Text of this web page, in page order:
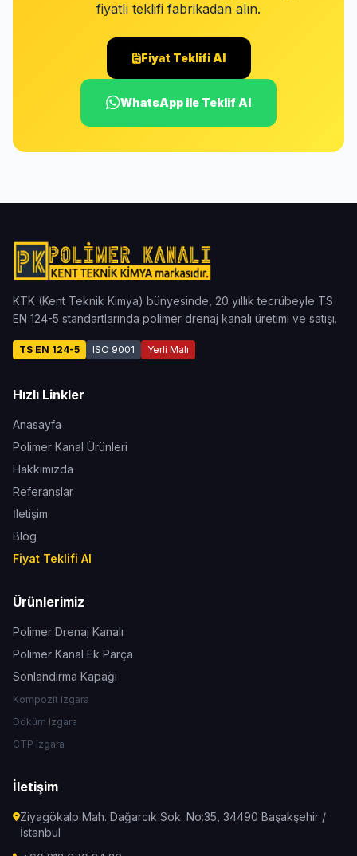
fiyatlı teklifi fabrikadan alın.
Fiyat Teklifi Al
WhatsApp ile Teklif Al
KTK (Kent Teknik Kimya) bünyesinde, 20 yıllık tecrübeyle TS
EN 124-5 standartlarında polimer drenaj kanalı üretimi ve satışı.
TS EN 124-5 ISO 9001 Yerli Malı
Hızlı Linkler
Anasayfa
Polimer Kanal Ürünleri
Hakkımızda
Referanslar
İletişim
Blog
Fiyat Teklifi Al
Ürünlerimiz
Polimer Drenaj Kanalı
Polimer Kanal Ek Parça
Sonlandırma Kapağı
Kompozit Izgara
Döküm Izgara
CTP Izgara
İletişim
Ziyagökalp Mah. Dağarcık Sok. No:35, 34490 Başakşehir /
İstanbul